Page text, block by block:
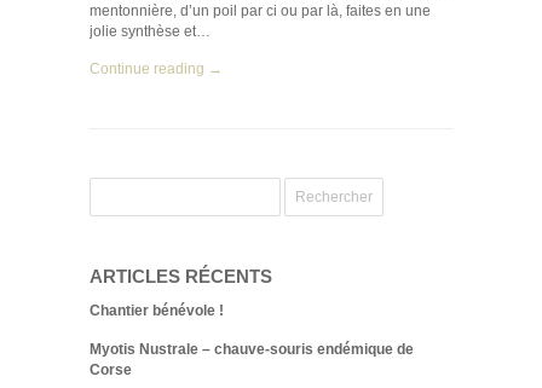
mentonnière, d’un poil par ci ou par là, faites en une
jolie synthèse et…
Continue reading →
ARTICLES RÉCENTS
Chantier bénévole !
Myotis Nustrale – chauve-souris endémique de
Corse